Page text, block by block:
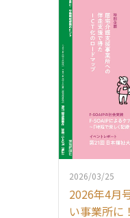
2026/03/25
2026年4月
い事業所に